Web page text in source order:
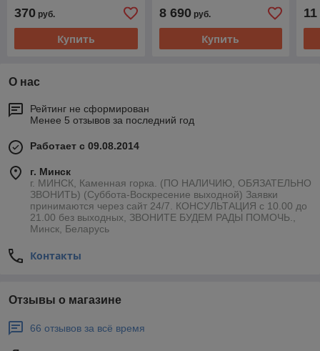
370 руб.
Купить
8 690руб.
Купить
О нас
Рейтинг не сформирован
Менее 5 отзывов за последний год
Работает с 09.08.2014
г. Минск
г. МИНСК, Каменная горка. (ПО НАЛИЧИЮ, ОБЯЗАТЕЛЬНО
ЗВОНИТЬ) (Суббота-Воскресение выходной) Заявки
принимаются через сайт 24/7. КОНСУЛЬТАЦИЯ с 10.00 до
21.00 без выходных, ЗВОНИТЕ БУДЕМ РАДЫ ПОМОЧЬ.,
Минск, Беларусь
Контакты
Отзывы о магазине
66 отзывов за всё время